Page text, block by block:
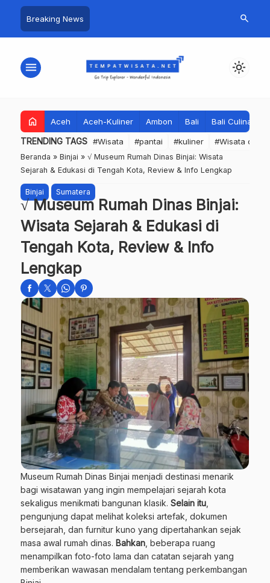
Breaking News search
menu light_mode
home Aceh Aceh-Kuliner Ambon Bali Bali Culinary
TRENDING TAGS #Wisata #pantai #kuliner #Wisata dan
Beranda » Binjai » √ Museum Rumah Dinas Binjai: Wisata
Sejarah & Edukasi di Tengah Kota, Review & Info Lengkap
Binjai Sumatera
√ Museum Rumah Dinas Binjai:
Wisata Sejarah & Edukasi di
Tengah Kota, Review & Info
Lengkap
Museum Rumah Dinas Binjai menjadi destinasi menarik
bagi wisatawan yang ingin mempelajari sejarah kota
sekaligus menikmati bangunan klasik. Selain itu
pengunjung dapat melihat koleksi artefak, dokumen
bersejarah, dan furnitur kuno yang dipertahankan sejak
masa awal rumah dinas. Bahkan , beberapa ruang
menampilkan foto-foto lama dan catatan sejarah yang
memberikan wawasan mendalam tentang perkembangan